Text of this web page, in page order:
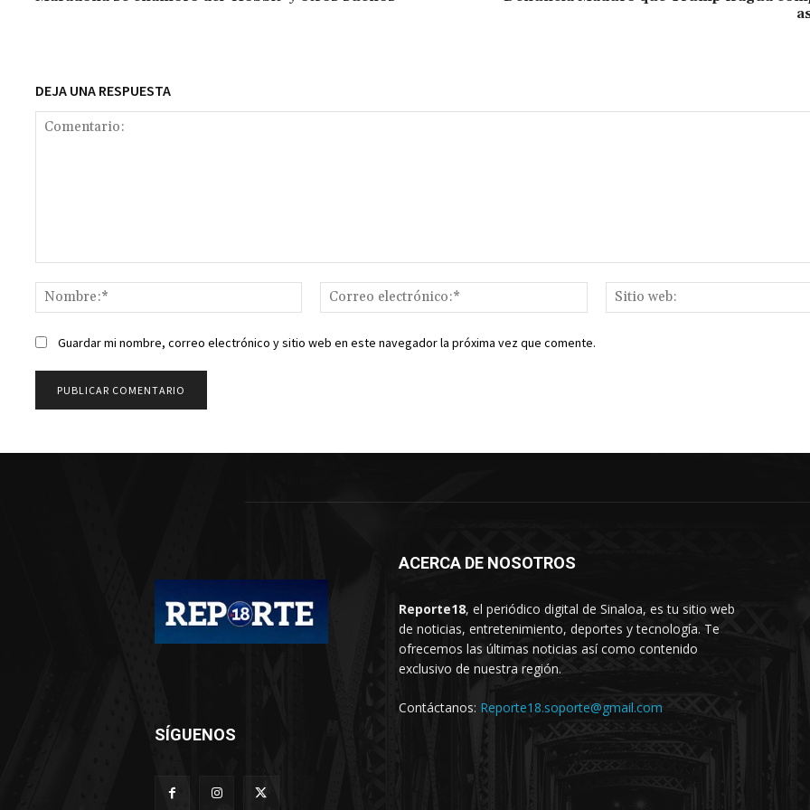
DEJA UNA RESPUESTA
Nombre:*
Correo
electrónico:*
Guardar mi nombre, correo electrónico y sitio web en este navegador la próxima vez que comente.
ACERCA DE NOSOTROS
Reporte18, el periódico digital de Sinaloa, es tu sitio web
de noticias, entretenimiento, deportes y tecnología. Te
ofrecemos las últimas noticias así como contenido
exclusivo de nuestra región.
Contáctanos: Reporte18.soporte@gmail.com
SÍGUENOS